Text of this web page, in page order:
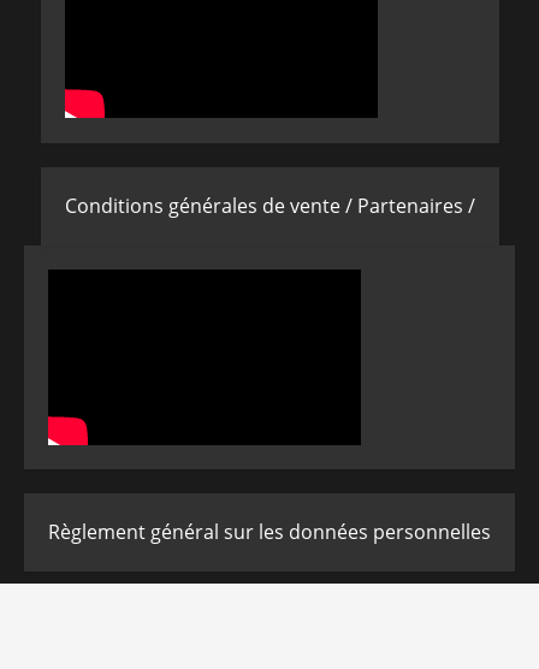
Conditions générales de vente / Partenaires /
Règlement général sur les données personnelles